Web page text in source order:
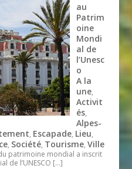
au
Patrim
oine
Mondi
al de
l’Unesc
o
A la
une,
Activit
és,
Alpes-
, Escapade, Lieu,
, Société, Tourisme,Ville
patrimoine mondial a inscrit
de l’UNESCO […]